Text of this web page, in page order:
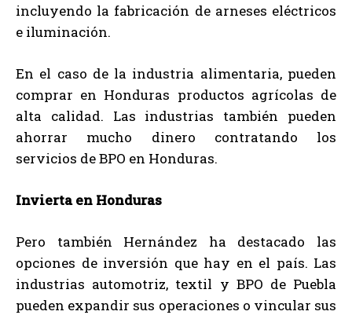
incluyendo la fabricación de arneses eléctricos
e iluminación.
En el caso de la industria alimentaria, pueden
comprar en Honduras productos agrícolas de
alta calidad. Las industrias también pueden
ahorrar mucho dinero contratando los
servicios de BPO en Honduras.
Invierta en Honduras
Pero también Hernández ha destacado las
opciones de inversión que hay en el país. Las
industrias automotriz, textil y BPO de Puebla
pueden expandir sus operaciones o vincular sus